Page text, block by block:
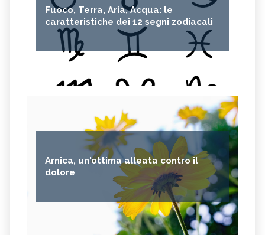
Fuoco, Terra, Aria, Acqua: le
caratteristiche dei 12 segni zodiacali
Arnica, un'ottima alleata contro il
dolore